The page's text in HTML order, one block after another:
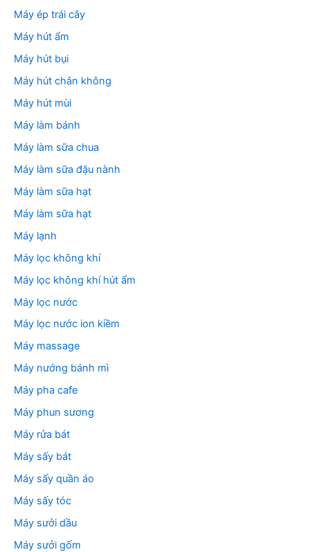
Máy ép trái cây
Máy hút ẩm
Máy hút bụi
Máy hút chân không
Máy hút mùi
Máy làm bánh
Máy làm sữa chua
Máy làm sữa đậu nành
Máy làm sữa hạt
Máy làm sữa hạt
Máy lạnh
Máy lọc không khí
Máy lọc không khí hút ẩm
Máy lọc nước
Máy lọc nước ion kiềm
Máy massage
Máy nướng bánh mì
Máy pha cafe
Máy phun sương
Máy rửa bát
Máy sấy bát
Máy sấy quần áo
Máy sấy tóc
Máy sưởi dầu
Máy sưởi gốm